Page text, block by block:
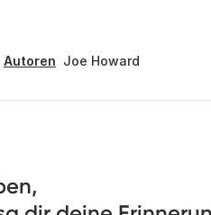
Autoren Joe Howard